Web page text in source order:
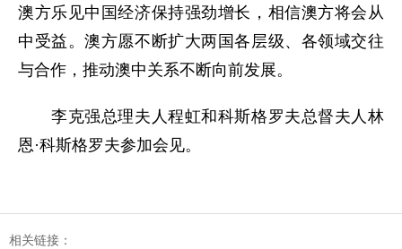
澳方乐见中国经济保持强劲增长，相信澳方将会从
中受益。澳方愿不断扩大两国各层级、各领域交往
与合作，推动澳中关系不断向前发展。
李克强总理夫人程虹和科斯格罗夫总督夫人林
恩·科斯格罗夫参加会见。
相关链接：